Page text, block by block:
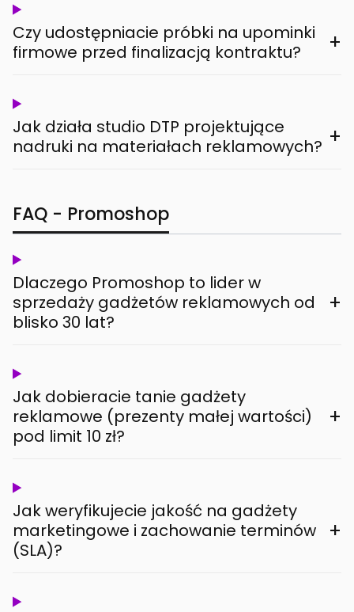
Czy udostępniacie próbki na upominki
firmowe przed finalizacją kontraktu?
+
Jak działa studio DTP projektujące
nadruki na materiałach reklamowych? +
FAQ - Promoshop
Dlaczego Promoshop to lider w
sprzedaży gadżetów reklamowych od
blisko 30 lat?
+
Jak dobieracie tanie gadżety
reklamowe (prezenty małej wartości)
pod limit 10 zł?
+
Jak weryfikujecie jakość na gadżety
marketingowe i zachowanie terminów
(SLA)?
+